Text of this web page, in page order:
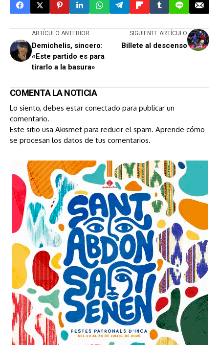
ARTÍCULO ANTERIOR
Demichelis, sincero:
«Este partido es para
tirarlo a la basura»
SIGUIENTE ARTÍCULO
Billete al descenso
COMENTA LA NOTICIA
Lo siento, debes estar conectado para publicar un
comentario.
Este sitio usa Akismet para reducir el spam. Aprende cómo
se procesan los datos de tus comentarios.